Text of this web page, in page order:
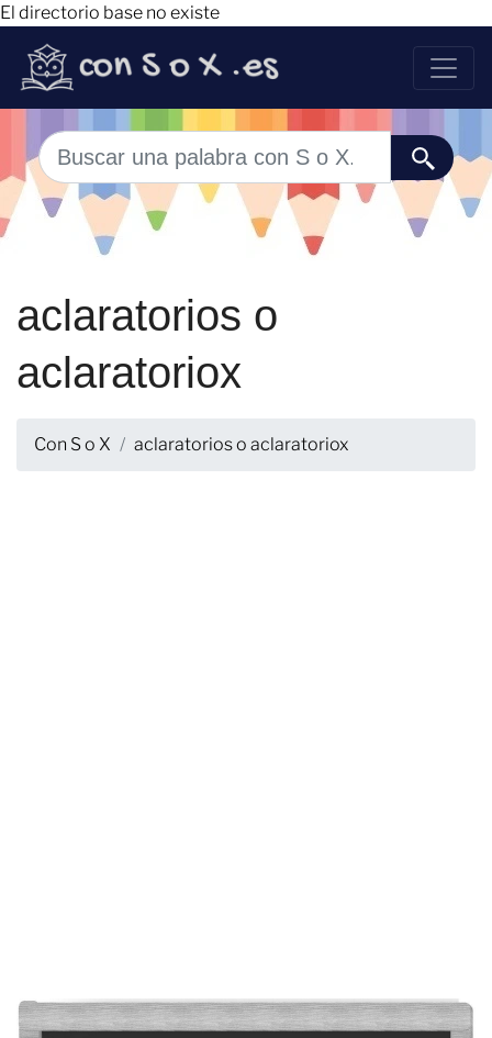
El directorio base no existe
aclaratorios o
aclaratoriox
Con S o X aclaratorios o aclaratoriox